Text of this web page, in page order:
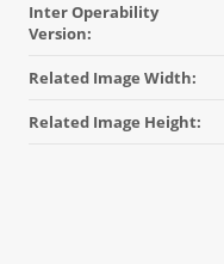
Inter Operability
Version:
Related Image Width:
Related Image Height: